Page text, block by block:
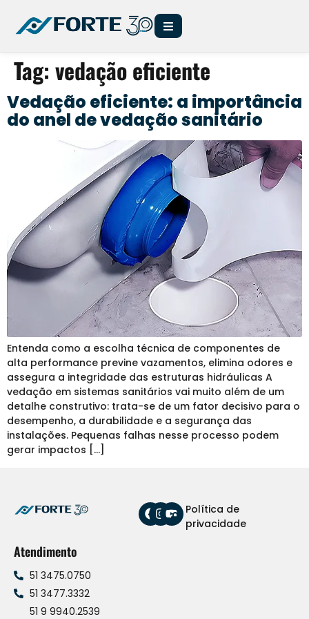
Tag: vedação eficiente
Vedação eficiente: a importância
do anel de vedação sanitário
Entenda como a escolha técnica de componentes de
alta performance previne vazamentos, elimina odores e
assegura a integridade das estruturas hidráulicas A
vedação em sistemas sanitários vai muito além de um
detalhe construtivo: trata-se de um fator decisivo para o
desempenho, a durabilidade e a segurança das
instalações. Pequenas falhas nesse processo podem
gerar impactos […]
Política de
privacidade
Atendimento
51 3475.0750
51 3477.3332
51 9 9940.2539